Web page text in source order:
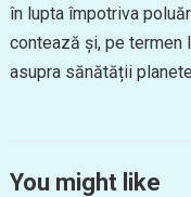
în lupta împotriva
contează și, pe termen
asupra sănătății
You might like